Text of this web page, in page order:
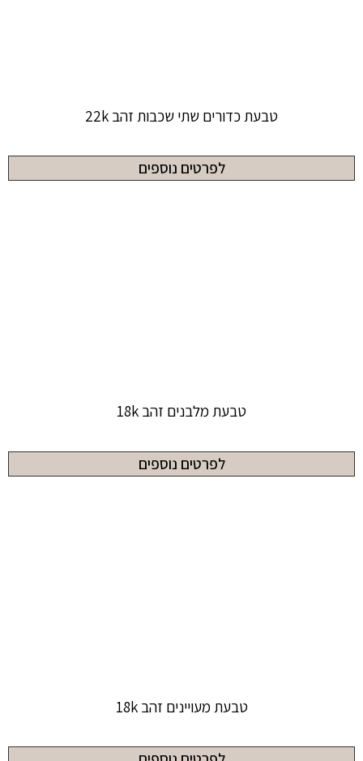
טבעת כדורים שתי שכבות זהב 22k
לפרטים נוספים
טבעת מלבנים זהב 18k
לפרטים נוספים
טבעת מעויינים זהב 18k